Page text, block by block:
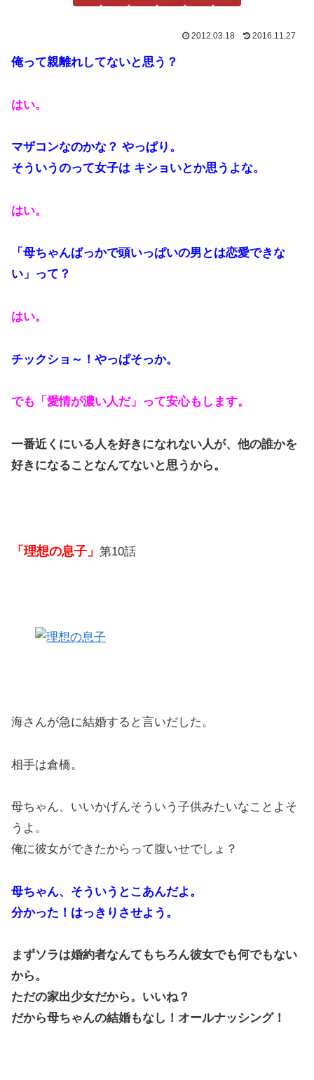
2012.03.18 2016.11.27
俺って親離れしてないと思う？
はい。
マザコンなのかな？ やっぱり。
そういうのって女子は キショいとか思うよな。
はい。
「母ちゃんばっかで頭いっぱいの男とは恋愛できな
い」って？
はい。
チックショ～！やっぱそっか。
でも「愛情が濃い人だ」って安心もします。
一番近くにいる人を好きになれない人が、他の誰かを
好きになることなんてないと思うから。
「理想の息子」 第10話
海さんが急に結婚すると言いだした。
相手は倉橋。
母ちゃん、いいかげんそういう子供みたいなことよそ
うよ。
俺に彼女ができたからって腹いせでしょ？
母ちゃん、そういうとこあんだよ。
分かった！はっきりさせよう。
まずソラは婚約者なんてもちろん彼女でも何でもない
から。
ただの家出少女だから。いいね？
だから母ちゃんの結婚もなし！オールナッシング！